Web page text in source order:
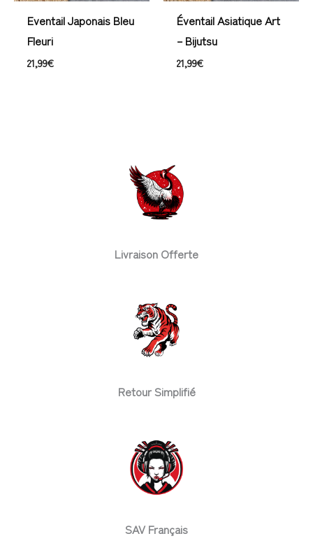
Eventail Japonais Bleu
Fleuri
21,99€
Éventail Asiatique Art
– Bijutsu
21,99€
Livraison Offerte
Retour Simplifié
SAV Français